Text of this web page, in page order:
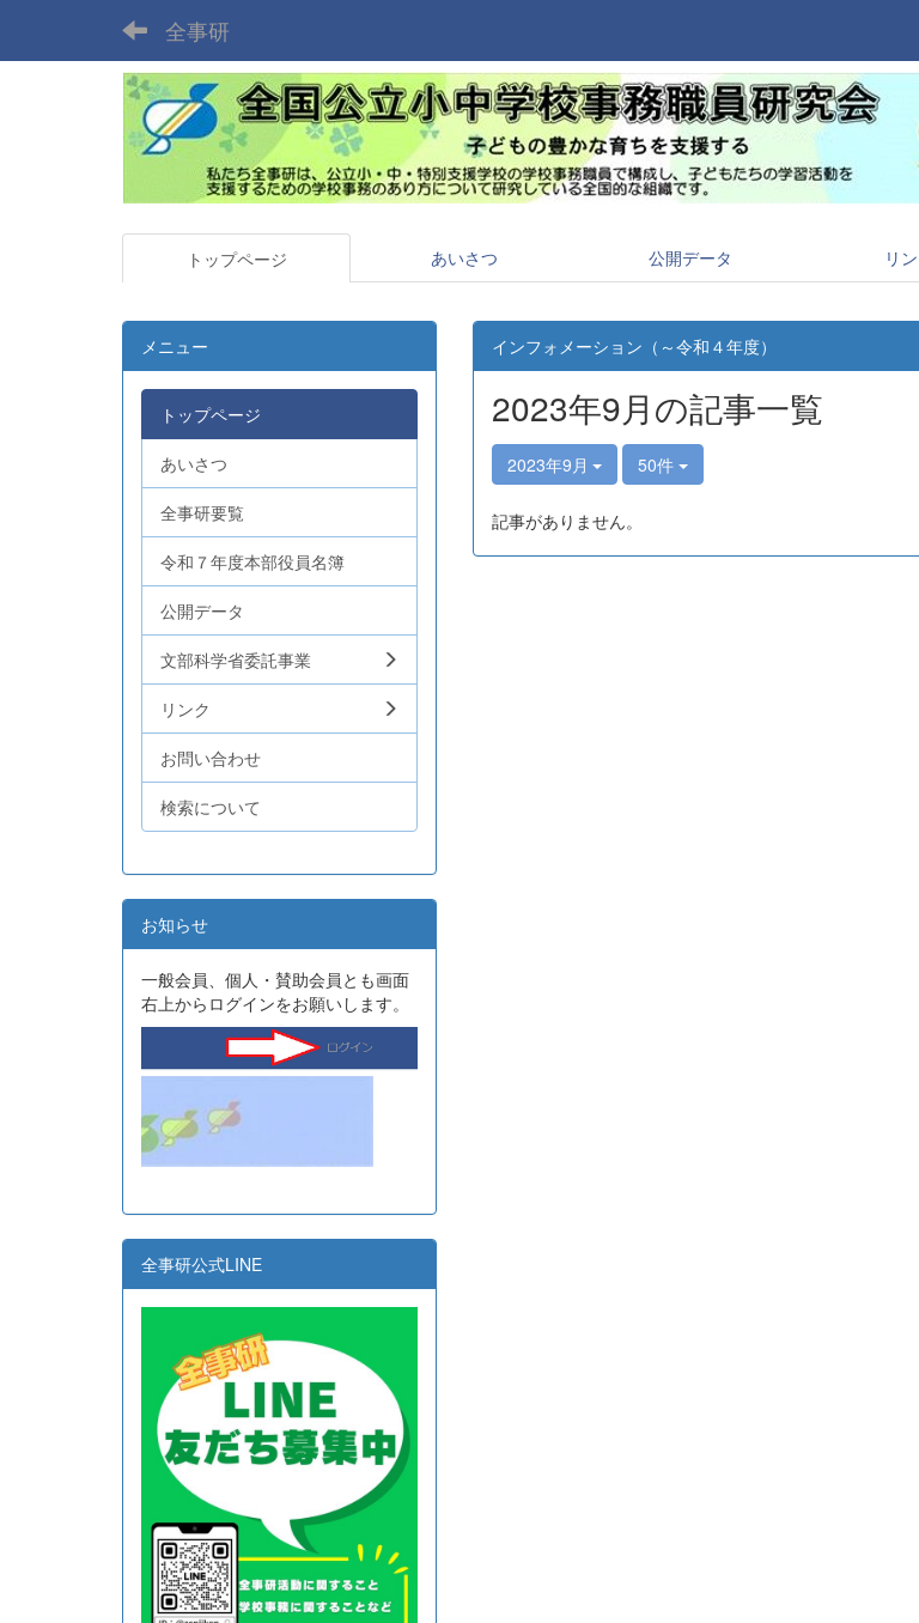
全事研
トップページ あいさつ 公開データ リ
インフォメーション（～令和４年度）
2023年9月の記事一覧
2023年9月 50件
記事がありません。
メニュー
トップページ
あいさつ
全事研要覧
令和７年度本部役員名簿
公開データ
文部科学省委託事業
リンク
お問い合わせ
検索について
お知らせ
一般会員、個人・賛助会員とも画面
右上からログインをお願いします。
全事研公式LINE